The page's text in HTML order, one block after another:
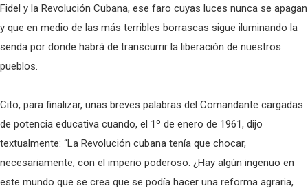
Fidel y la Revolución Cubana, ese faro cuyas luces nunca se apagan
y que en medio de las más terribles borrascas sigue iluminando la
senda por donde habrá de transcurrir la liberación de nuestros
pueblos.
Cito, para finalizar, unas breves palabras del Comandante cargadas
de potencia educativa cuando, el 1º de enero de 1961, dijo
textualmente: “La Revolución cubana tenía que chocar,
necesariamente, con el imperio poderoso. ¿Hay algún ingenuo en
este mundo que se crea que se podía hacer una reforma agraria,